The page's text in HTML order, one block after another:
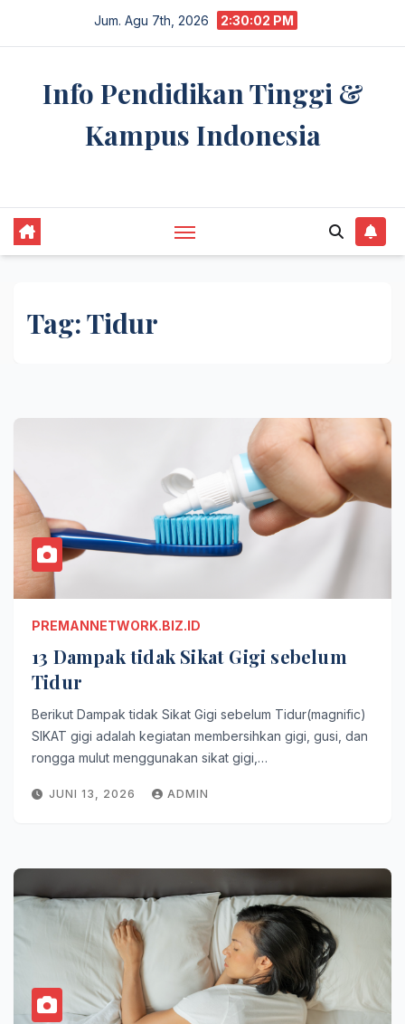
Jum. Agu 7th, 2026 2:30:03 PM
Info Pendidikan Tinggi &
Kampus Indonesia
Tag:Tidur
PREMANNETWORK.BIZ.ID
13 Dampak tidak Sikat Gigi sebelum
Tidur
Berikut Dampak tidak Sikat Gigi sebelum Tidur(magnific)
SIKAT gigi adalah kegiatan membersihkan gigi, gusi, dan
rongga mulut menggunakan sikat gigi,…
JUNI 13, 2026 ADMIN